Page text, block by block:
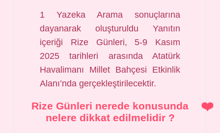
1 Yazeka Arama sonuçlarına
dayanarak oluşturuldu Yanıtın
içeriği Rize Günleri, 5-9 Kasım
2025 tarihleri arasında Atatürk
Havalimanı Millet Bahçesi Etkinlik
Alanı’nda gerçekleştirilecektir.
Rize Günleri nerede konusunda
nelere dikkat edilmelidir ?